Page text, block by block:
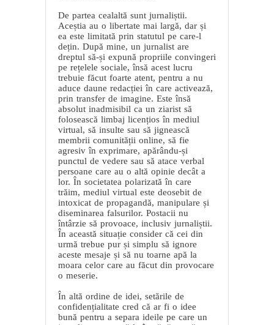
De partea cealaltă sunt jurnaliștii.
Aceștia au o libertate mai largă, dar și
ea este limitată prin statutul pe care-l
dețin. După mine, un jurnalist are
dreptul să-și expună propriile convingeri
pe rețelele sociale, însă acest lucru
trebuie făcut foarte atent, pentru a nu
aduce daune redacției în care activează,
prin transfer de imagine. Este însă
absolut inadmisibil ca un ziarist să
folosească limbaj licențios în mediul
virtual, să insulte sau să jignească
membrii comunității online, să fie
agresiv în exprimare, apărându-și
punctul de vedere sau să atace verbal
persoane care au o altă opinie decât a
lor. În societatea polarizată în care
trăim, mediul virtual este deosebit de
intoxicat de propagandă, manipulare și
diseminarea falsurilor. Postacii nu
întârzie să provoace, inclusiv jurnaliștii.
În această situație consider că cei din
urmă trebue pur și simplu să ignore
aceste mesaje și să nu toarne apă la
moara celor care au făcut din provocare
o meserie.
În altă ordine de idei, setările de
confidențialitate cred că ar fi o idee
bună pentru a separa ideile pe care un